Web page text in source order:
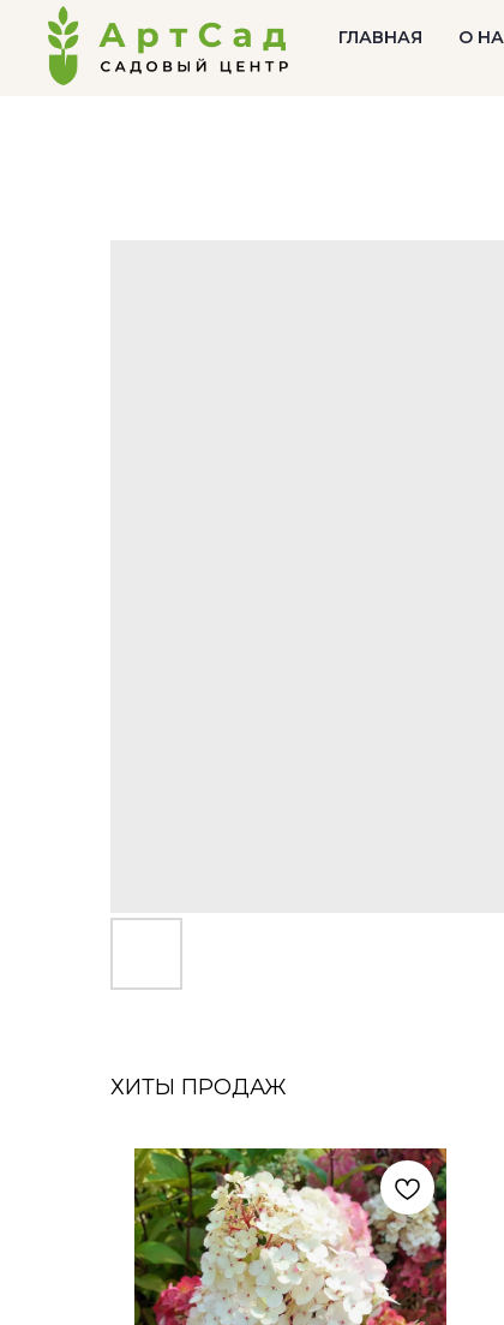
ГЛАВНАЯ О
ХИТЫ ПРОДАЖ